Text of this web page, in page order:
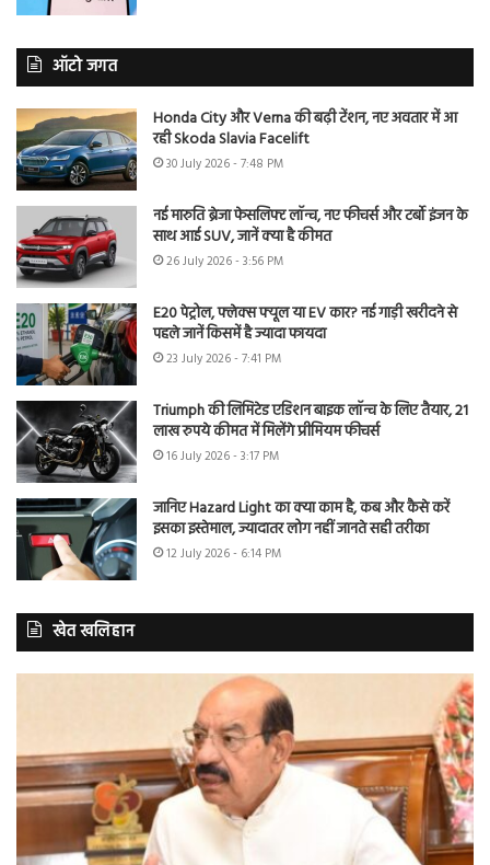
ऑटो जगत
Honda City और Verna की बढ़ी टेंशन, नए अवतार में आ
रही Skoda Slavia Facelift
30 July 2026 - 7:48 PM
नई मारुति ब्रेजा फेसलिफ्ट लॉन्च, नए फीचर्स और टर्बो इंजन के
साथ आई SUV, जानें क्या है कीमत
26 July 2026 - 3:56 PM
E20 पेट्रोल, फ्लेक्स फ्यूल या EV कार? नई गाड़ी खरीदने से
पहले जानें किसमें है ज्यादा फायदा
23 July 2026 - 7:41 PM
Triumph की लिमिटेड एडिशन बाइक लॉन्च के लिए तैयार, 21
लाख रुपये कीमत में मिलेंगे प्रीमियम फीचर्स
16 July 2026 - 3:17 PM
जानिए Hazard Light का क्या काम है, कब और कैसे करें
इसका इस्तेमाल, ज्यादातर लोग नहीं जानते सही तरीका
12 July 2026 - 6:14 PM
खेत खलिहान